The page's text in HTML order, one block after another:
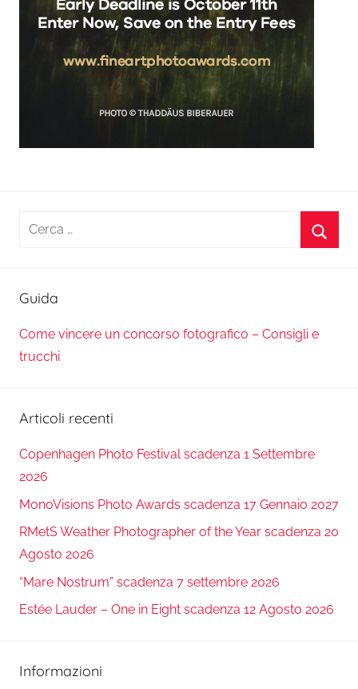
Ricerca
Guida
Come vincere un concorso fotografico – Consigli e
trucchi
Articoli recenti
Copenhagen Photo Festival scadenza 1 Settembre
2026
MonoVisions Photo Awards scadenza 17 Gennaio 2027
RMetS Weather Photographer of the Year scadenza 20
Agosto 2026
“Mare Nostrum” scadenza 7 settembre 2026
Estée Lauder – One in Eight scadenza 12 Agosto 2026
Informazioni